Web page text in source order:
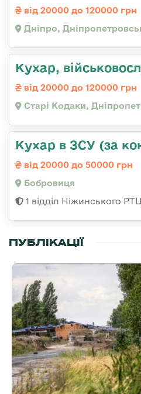
від 20000 до 120000 грн
Дніпро,
Кухар,
від 20000 до 120000 грн
Старі Кодаки,
Кухар в ЗСУ (за
від 20000 до 50000 грн
Бобровиця
1 відділ Ніжинського
ПУБЛІКАЦІЇ